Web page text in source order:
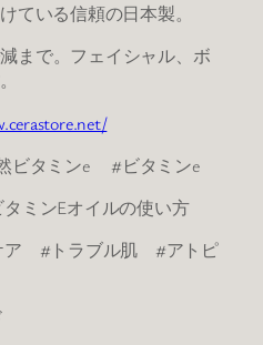
ている信頼の日本製。
まで。フェイシャル、ボ
ビタミンe #ビタミンe
ミンEオイルの使い方
ア #トラブル肌 #アトピ